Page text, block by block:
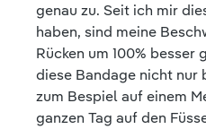
genau zu. Seit ich mir
haben, sind meine
Rücken um 100%
diese Bandage nicht nur
zum Bespiel auf einem
ganzen Tag auf den